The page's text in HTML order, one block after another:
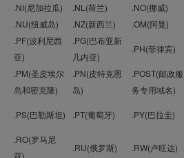
.NI(尼加拉瓜) .NL(荷兰)
.NO(挪威)
.NU(纽威岛) .NZ(新西兰) .OM(阿曼)
.PF(波利尼西
亚)
.PG(巴布亚新
几内亚)
.PH(菲律宾)
.PM(圣皮埃尔
岛和密克隆)
.PN(皮特克恩
岛)
.POST(邮政服
务专用域名)
.PS(巴勒斯坦) .PT(葡萄牙) .PY(巴拉圭)
.RO(罗马尼
亚)
.RU(俄罗斯) .RW(卢旺达)